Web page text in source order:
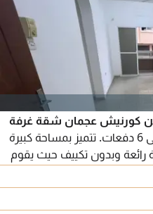
كورنيش عجمان شقة غرفة
وصالة بسعر 23000 درهم سنويا على 6 دفعات. تتميز بمساحة كبيرة
بلكونه باطلالة رائعة وبدون تكييف حيث يقوم
مميز وخدمي قريب من
الشارقة ودبي وطريق الشيخ